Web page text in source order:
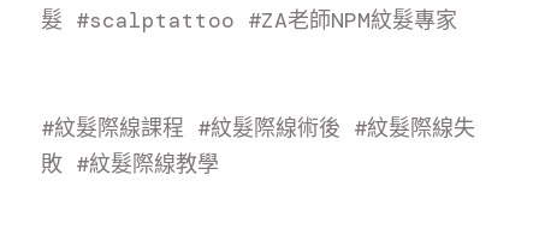
髮 #scalptattoo #ZA老師NPM紋髮專家
#紋髮際線課程 #紋髮際線術後 #紋髮際線失
敗 #紋髮際線教學